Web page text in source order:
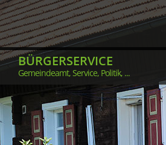
BÜRGERSERVICE
Gemeindeamt, Service, Politik, ...